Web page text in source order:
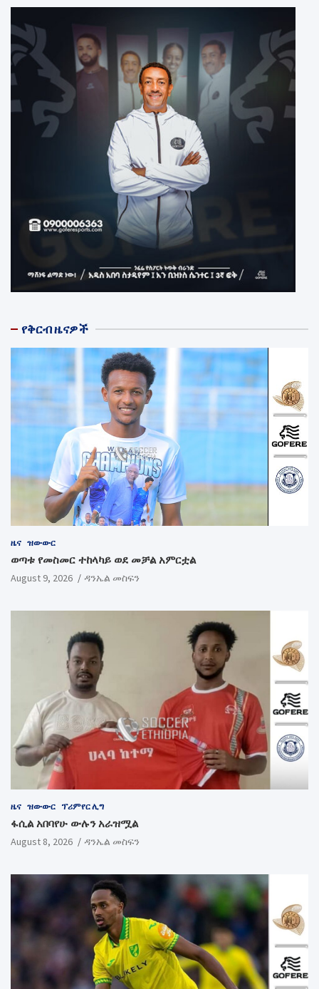
የቅርብ ዜናዎች
ዜና ዝውውር
ወጣቱ የመስመር ተከላካይ ወደ መቻል አምርቷል
August 9, 2026 ዳንኤል መስፍን
ዜና ዝውውር ፕሪምየር ሊግ
ፋሲል አበባየሁ ውሉን አራዝሟል
August 8, 2026 ዳንኤል መስፍን